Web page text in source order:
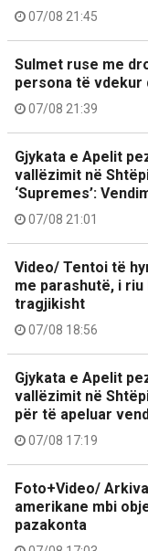
07/08 21:45
Sulmet ruse me
persona të vdekur
07/08 21:39
Gjykata e Apelit
vallëzimit në
‘Supremes’:
07/08 21:01
Video/ Tentoi të
me parashutë, i
tragjikisht
07/08 18:56
Gjykata e Apelit
vallëzimit në
për të apeluar
07/08 17:19
Foto+Video/
amerikane mbi
pazakonta